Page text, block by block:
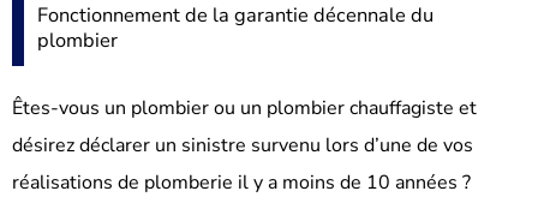
Fonctionnement de la garantie décennale du
plombier
Êtes-vous un plombier ou un plombier chauffagiste et
désirez déclarer un sinistre survenu lors d’une de vos
réalisations de plomberie il y a moins de 10 années ?